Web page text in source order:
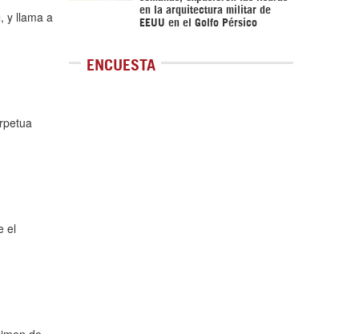
y llama a
el
en la arquitectura militar de
EEUU en el Golfo Pérsico
ENCUESTA